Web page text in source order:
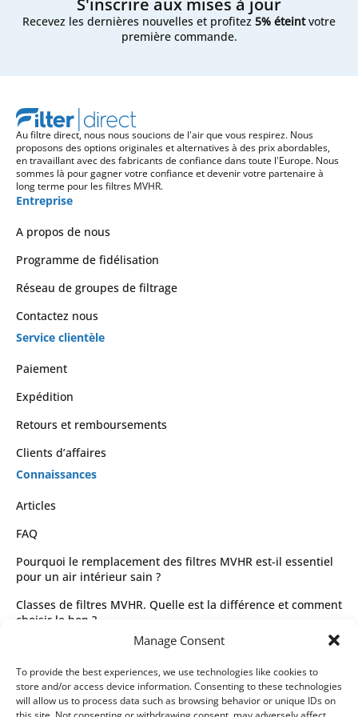
Manage Consent
To provide the best experiences, we use technologies like cookies to
store and/or access device information. Consenting to these technologies
will allow us to process data such as browsing behavior or unique IDs on
S'inscrire aux mises à jour
Recevez les dernières nouvelles et profitez 5% éteintvotre
première commande.
Au filtre direct, nous nous soucions de l'air que vous respirez. Nous
proposons des options originales et alternatives à des prix abordables,
en travaillant avec des fabricants de confiance dans toute l'Europe. Nous
sommes là pour gagner votre confiance et devenir votre partenaire à
long terme pour les filtres MVHR.
Entreprise
A propos de nous
Programme de fidélisation
Réseau de groupes de filtrage
Contactez nous
Service clientèle
Paiement
Expédition
Retours et remboursements
Clients d’affaires
Connaissances
Articles
FAQ
Pourquoi le remplacement des filtres MVHR est-il essentiel
pour un air intérieur sain ?
Classes de filtres MVHR. Quelle est la différence et comment
choisir le bon ?
Guide complet des types de filtres MVHR et de leur sélection
Juridique
Conditions générales d’utilisation